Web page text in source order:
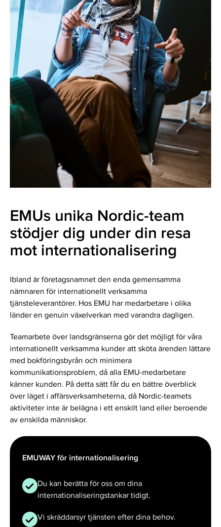
EMUs unika Nordic-team
stödjer dig under din resa
mot internationalisering
Ibland är företagsnamnet den enda gemensamma
nämnaren för internationellt verksamma
tjänsteleverantörer. Hos EMU har medarbetare i olika
länder en genuin växelverkan med varandra dagligen.
Teamarbete över landsgränserna gör det möjligt för våra
internationellt verksamma kunder att sköta ärenden lättare
med bokföringsbyrån och minimera
kommunikationsproblem, då alla EMU-medarbetare
känner kunden. På detta sätt får du en bättre överblick
över läget i affärsverksamheterna, då Nordic-teamets
aktiviteter inte är belägna i ett enskilt land eller beroende
av enskilda människor.
EMUWAY för internationalisering
Du kan berätta för oss om dina
internationaliseringstankar tidigt.
Vi skräddarsyr tjänsten efter dina behov.